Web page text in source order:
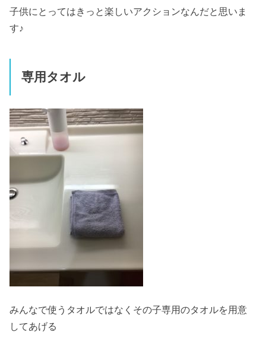
子供にとってはきっと楽しいアクションなんだと思いま
す♪
専用タオル
みんなで使うタオルではなくその子専用のタオルを用意
してあげる